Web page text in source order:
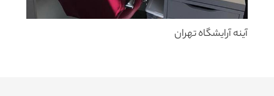
آینه آرایشگاه تهران